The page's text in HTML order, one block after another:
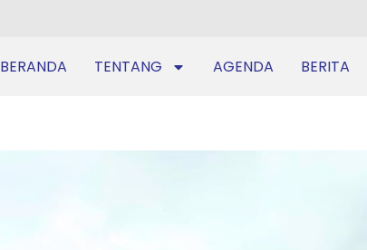
BERANDA TENTANG AGENDA BERITA